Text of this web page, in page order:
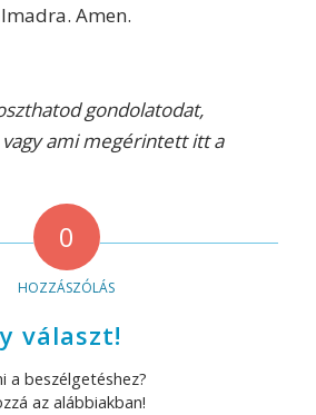
Amen.
gondolatodat,
ami megérintett itt a
0
HOZZÁSZÓLÁS
választ!
a beszélgetéshez?
az alábbiakban!